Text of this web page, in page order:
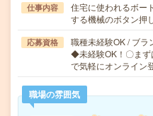
仕事内容
住宅に使われるボー
する機械のボタン押
応募資格
職種未経験OK / ブラ
◆未経験OK！〇まず
で気軽にオンライ
職場の雰囲気